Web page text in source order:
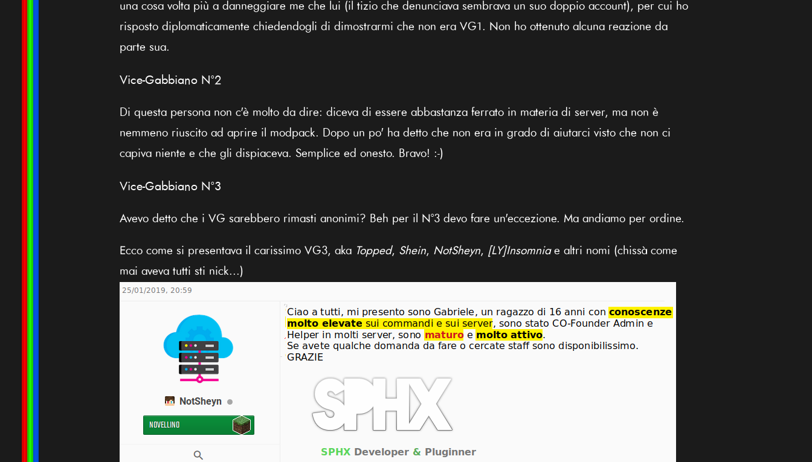
una cosa volta più a danneggiare me che lui (il tizio che denunciava sembrava un suo doppio account), per cui ho
risposto diplomaticamente chiedendogli di dimostrarmi che non era VG1. Non ho ottenuto alcuna reazione da
parte sua.
Vice-Gabbiano N°2
Di questa persona non c'è molto da dire: diceva di essere abbastanza ferrato in materia di server, ma non è
nemmeno riuscito ad aprire il modpack. Dopo un po' ha detto che non era in grado di aiutarci visto che non ci
capiva niente e che gli dispiaceva. Semplice ed onesto. Bravo! :-)
Vice-Gabbiano N°3
Avevo detto che i VG sarebbero rimasti anonimi? Beh per il N°3 devo fare un'eccezione. Ma andiamo per ordine.
Ecco come si presentava il carissimo VG3, aka Topped, Shein, NotSheyn, [LY]Insomniae altri nomi (chissà come
mai aveva tutti sti nick...)